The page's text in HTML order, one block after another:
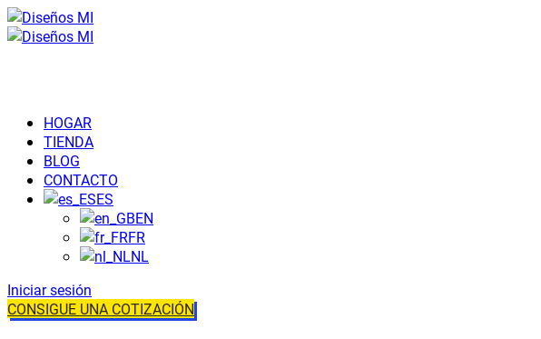
HOGAR
TIENDA
BLOG
CONTACTO
ES
EN
FR
NL
Iniciar sesión
CONSIGUE UNA COTIZACIÓN